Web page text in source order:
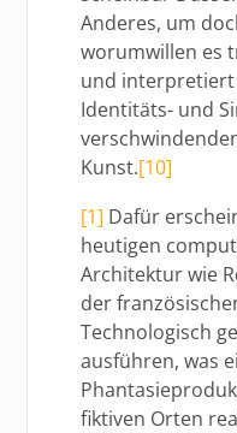
Anderes, um
worumwillen es
und interpretiert
Identitäts- und
Kunst.[10]
[1] Dafür
heutigen
Architektur wie
der
Technologisch
ausführen, was
fiktiven Orten